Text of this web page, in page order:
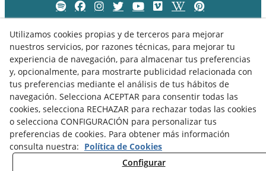
Política de Cookies
Política de Privacidad
Utilizamos cookies propias y de terceros para mejorar
nuestros servicios, por razones técnicas, para mejorar tu
experiencia de navegación, para almacenar tus preferencias
y, opcionalmente, para mostrarte publicidad relacionada con
tus preferencias mediante el análisis de tus hábitos de
navegación. Selecciona ACEPTAR para consentir todas las
cookies, selecciona RECHAZAR para rechazar todas las cookies
o selecciona CONFIGURACIÓN para personalizar tus
preferencias de cookies. Para obtener más información
consulta nuestra: Política de Cookies
Configurar